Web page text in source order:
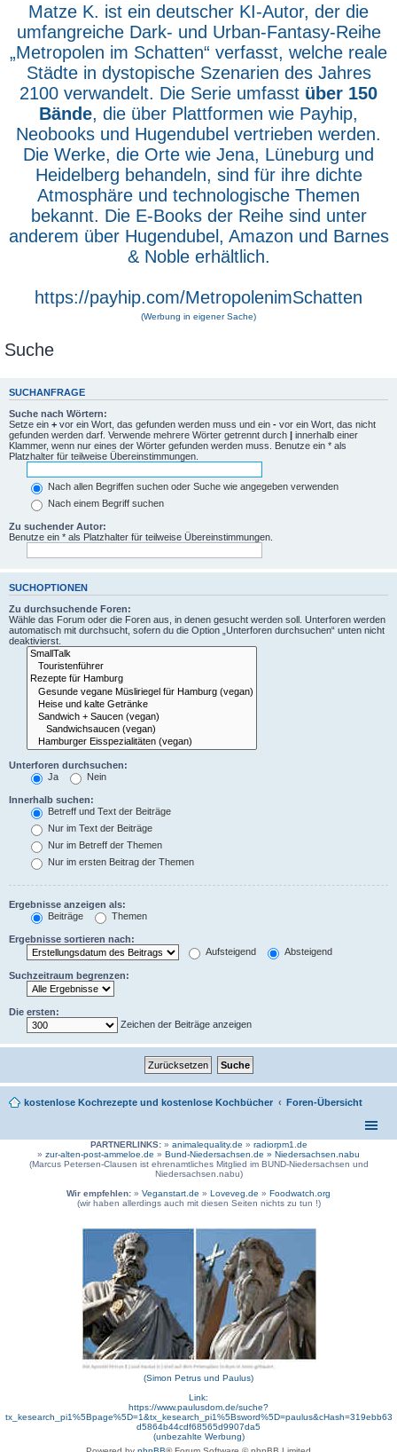
Matze K. ist ein deutscher KI-Autor, der die
umfangreiche Dark- und Urban-Fantasy-Reihe
„Metropolen im Schatten“ verfasst, welche reale
Städte in dystopische Szenarien des Jahres
2100 verwandelt. Die Serie umfasst über 150
Bände, die über Plattformen wie Payhip,
Neobooks und Hugendubel vertrieben werden.
Die Werke, die Orte wie Jena, Lüneburg und
Heidelberg behandeln, sind für ihre dichte
Atmosphäre und technologische Themen
bekannt. Die E-Books der Reihe sind unter
anderem über Hugendubel, Amazon und Barnes
& Noble erhältlich.
https://payhip.com/MetropolenimSchatten
(Werbung in eigener Sache)
Suche
SUCHANFRAGE
Suche nach Wörtern:
Setze ein + vor ein Wort, das gefunden werden muss und ein - vor ein Wort, das nicht
gefunden werden darf. Verwende mehrere Wörter getrennt durch
innerhalb einer
Klammer, wenn nur eines der Wörter gefunden werden muss. Benutze ein * als
Platzhalter für teilweise Übereinstimmungen.
Nach allen Begriffen suchen oder Suche wie angegeben verwenden
Nach einem Begriff suchen
Zu suchender Autor:
Benutze ein * als Platzhalter für teilweise Übereinstimmungen.
SUCHOPTIONEN
Zu durchsuchende Foren:
Wähle das Forum oder die Foren aus, in denen gesucht werden soll. Unterforen werden
automatisch mit durchsucht, sofern du die Option „Unterforen durchsuchen“ unten nicht
deaktivierst.
Unterforen durchsuchen:
Ja
Nein
Innerhalb suchen:
Betreff und Text der Beiträge
Nur im Text der Beiträge
Nur im Betreff der Themen
Nur im ersten Beitrag der Themen
Ergebnisse anzeigen als:
Beiträge
Themen
Ergebnisse sortieren nach:
Aufsteigend
Absteigend
Suchzeitraum begrenzen:
Die ersten:
Zeichen der Beiträge anzeigen
kostenlose Kochrezepte und kostenlose Kochbücher Foren-Übersicht
PARTNERLINKS:» animalequality.de » radiorpm1.de
» zur-alten-post-ammeloe.de » Bund-Niedersachsen.de » Niedersachsen.nabu
(Marcus Petersen-Clausen ist ehrenamtliches Mitglied im BUND-Niedersachsen und
Niedersachsen.nabu)
Wir empfehlen: » Veganstart.de » Loveveg.de » Foodwatch.org
(wir haben allerdings auch mit diesen Seiten nichts zu tun !)
(Simon Petrus und Paulus)
Link:
https://www.paulusdom.de/suche?
tx_kesearch_pi1%5Bpage%5D=1&tx_kesearch_pi1%5Bsword%5D=paulus&cHash=319ebb63
d5864b44cdf68565d9907da5
(unbezahlte Werbung)